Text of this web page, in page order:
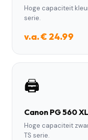
Hoge capaciteit
serie.
v.a. € 24.99
🖨️
Canon PG 560
Hoge capaciteit
TS serie.